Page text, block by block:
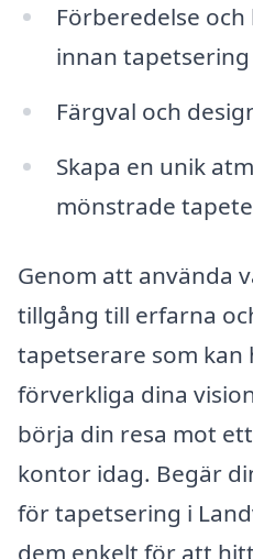
Förberedelse
innan tapetsering
Färgval och
Skapa en unik
mönstrade
Genom att använda
tillgång till erfarna
tapetserare som kan
förverkliga dina
börja din resa mot
kontor idag. Begär
för tapetsering i